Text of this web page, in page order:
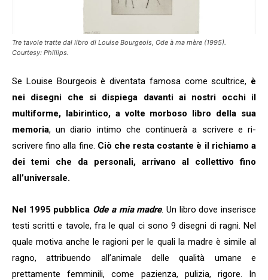
Tre tavole tratte dal libro di Louise Bourgeois, Ode à ma mère (1995).
Courtesy: Phillips.
Se Louise Bourgeois è diventata famosa come scultrice, è
nei disegni che si dispiega davanti ai nostri occhi il
multiforme, labirintico, a volte morboso libro della sua
memoria, un diario intimo che continuerà a scrivere e ri-
scrivere fino alla fine. Ciò che resta costante è il richiamo a
dei temi che da personali, arrivano al collettivo fino
all’universale.
Nel 1995 pubblica Ode a mia madre. Un libro dove inserisce
testi scritti e tavole, fra le qual ci sono 9 disegni di ragni. Nel
quale motiva anche le ragioni per le quali la madre è simile al
ragno, attribuendo all’animale delle qualità umane e
prettamente femminili, come pazienza, pulizia, rigore. In